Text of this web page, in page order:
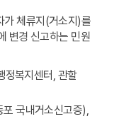
가 체류지(거소지)를
변경 신고하는 민원
정복지센터, 관할
국내거소신고증),